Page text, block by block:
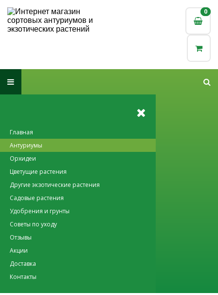
0
0
Главная
Антуриумы
Орхидеи
Цветущие растения
Другие экзотические растения
Садовые растения
Удобрения и грунты
Советы по уходу
Отзывы
Акции
Доставка
Контакты